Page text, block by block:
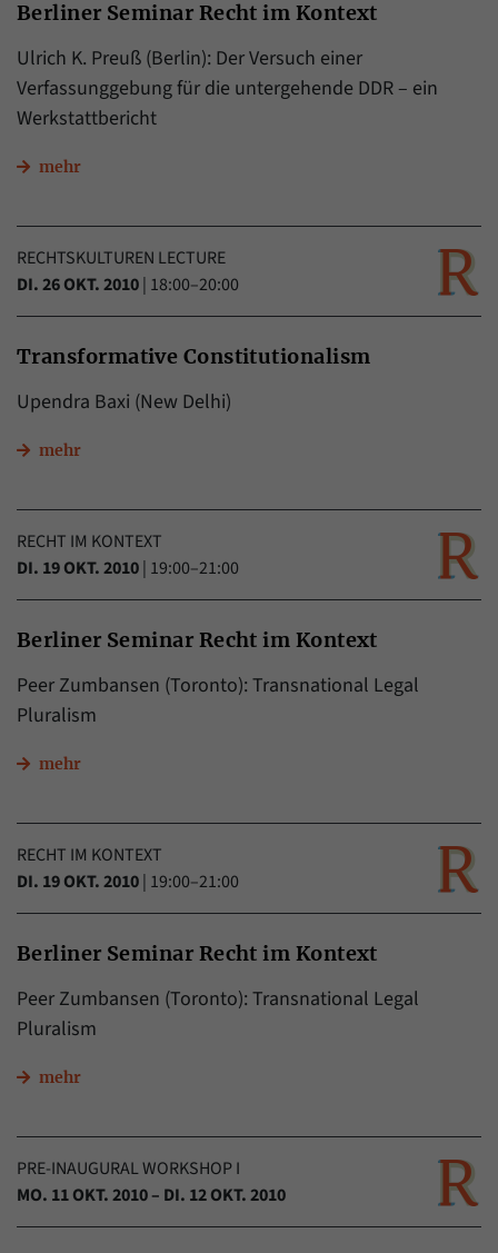
Berliner Seminar Recht im Kontext
Ulrich K. Preuß (Berlin): Der Versuch einer
Verfassunggebung für die untergehende DDR – ein
Werkstattbericht
mehr
RECHTSKULTUREN LECTURE
DI. 26 OKT. 2010| 18:00–20:00
Transformative Constitutionalism
Upendra Baxi (New Delhi)
mehr
RECHT IM KONTEXT
DI. 19 OKT. 2010| 19:00–21:00
Berliner Seminar Recht im Kontext
Peer Zumbansen (Toronto): Transnational Legal
Pluralism
mehr
RECHT IM KONTEXT
DI. 19 OKT. 2010| 19:00–21:00
Berliner Seminar Recht im Kontext
Peer Zumbansen (Toronto): Transnational Legal
Pluralism
mehr
PRE-INAUGURAL WORKSHOP I
MO. 11 OKT. 2010 – DI. 12 OKT. 2010